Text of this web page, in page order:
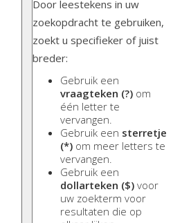
Door leestekens in uw
zoekopdracht te gebruiken,
zoekt u specifieker of juist
breder:
Gebruik een
vraagteken (?) om
één letter te
vervangen.
Gebruik een sterretje
(*) om meer letters te
vervangen.
Gebruik een
dollarteken ($) voor
uw zoekterm voor
resultaten die op